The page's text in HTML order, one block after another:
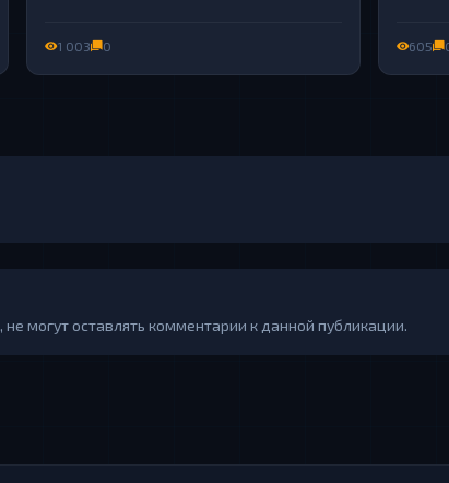
1 003 0 605
, не могут оставлять комментарии к данной публикации.